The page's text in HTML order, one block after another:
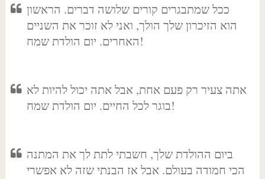
ככל שמתבגרים קורים שלושה דברים. הראשון
הוא הזיכרון שלך הולך, ואני לא זוכר את השניים
האחרים. יום הולדת שמח!
אתה צעיר רק פעם אחת, אבל אתה יכול להיות לא
בוגר לכל החיים. יום הולדת שמח!
ביום ההולדת שלך, חשבתי לתת לך את המתנה
הכי חמודה בעולם. אבל אז הבנתי שזה לא אפשרי